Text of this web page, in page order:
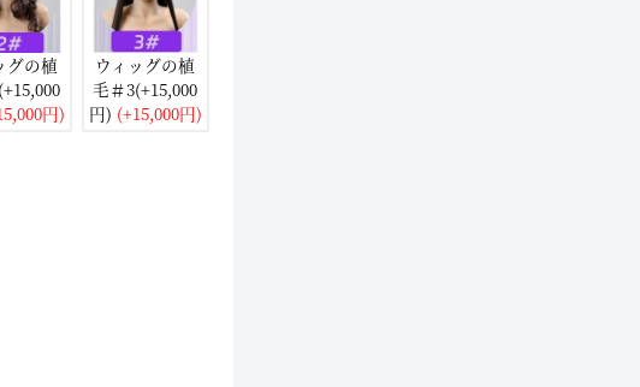
グの植
円)
ウィッグの植
毛＃3(+15,000
円) (+15,000円)